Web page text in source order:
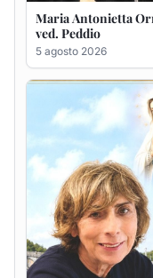
Rosa Maria Usai ved.
D'Attellis
5 agosto 2026